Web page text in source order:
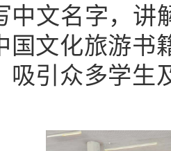
中文名字，讲
国文化旅游书
吸引众多学生